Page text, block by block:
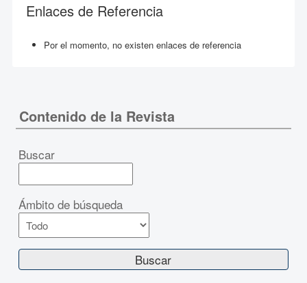
Enlaces de Referencia
Por el momento, no existen enlaces de referencia
Contenido de la Revista
Buscar
Ámbito de búsqueda